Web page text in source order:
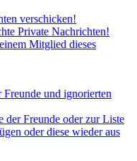
verschicken!
Private Nachrichten!
Mitglied dieses
und ignorierten
Freunde oder zur Liste
oder diese wieder aus